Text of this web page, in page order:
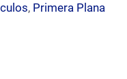
, Primera Plana